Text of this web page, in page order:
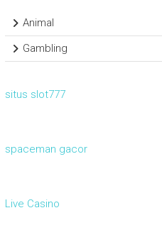
Animal
Gambling
situs slot777
spaceman gacor
Live Casino